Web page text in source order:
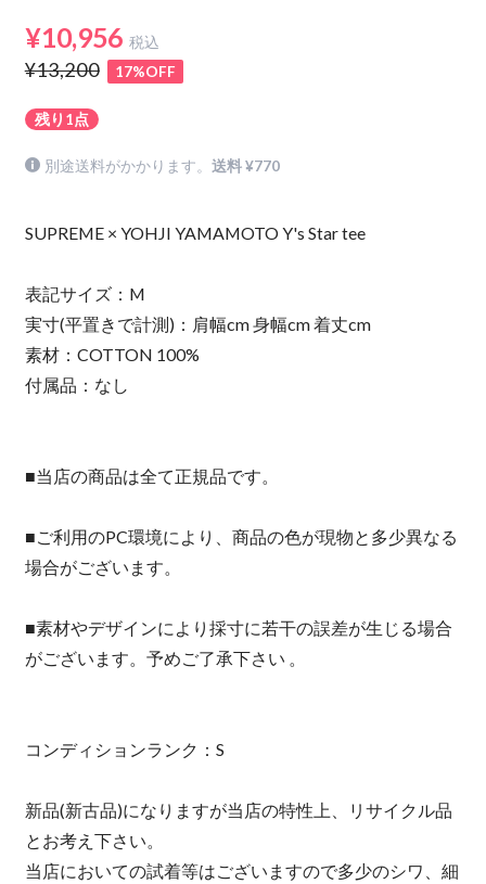
¥10,956 税込
¥13,200 17%OFF
残り1点
別途送料がかかります。送料 ¥770
SUPREME × YOHJI YAMAMOTO Y's Star tee
表記サイズ：M
実寸(平置きで計測)：肩幅cm 身幅cm 着丈cm
素材：COTTON 100%
付属品：なし
■当店の商品は全て正規品です。
■ご利用のPC環境により、商品の色が現物と多少異なる
場合がございます。
■素材やデザインにより採寸に若干の誤差が生じる場合
がございます。予めご了承下さい 。
コンディションランク：S
新品(新古品)になりますが当店の特性上、リサイクル品
とお考え下さい。
当店においての試着等はございますので多少のシワ、細